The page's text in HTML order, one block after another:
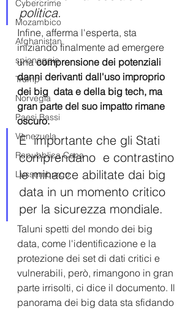
Cybercrime
Mozambico
Afghanistan
spionaggio
Trump
Norvegia
Paesi Bassi
Venezuela
Repubblica Ceca
Lussemburgo
politica.
Infine, afferma l'esperta, sta
iniziando finalmente ad emergere
una comprensione dei potenziali
danni derivanti dall'uso improprio
dei big  data e della big tech, ma
gran parte del suo impatto rimane
oscuro.
È  importante che gli Stati
comprendano  e contrastino
le minacce abilitate dai big
data in un momento critico
per la sicurezza mondiale.
Taluni spetti del mondo dei big
data, come l'identificazione e la
protezione dei set di dati critici e
vulnerabili, però, rimangono in gran
parte irrisolti, ci dice il documento. Il
panorama dei big data sta sfidando